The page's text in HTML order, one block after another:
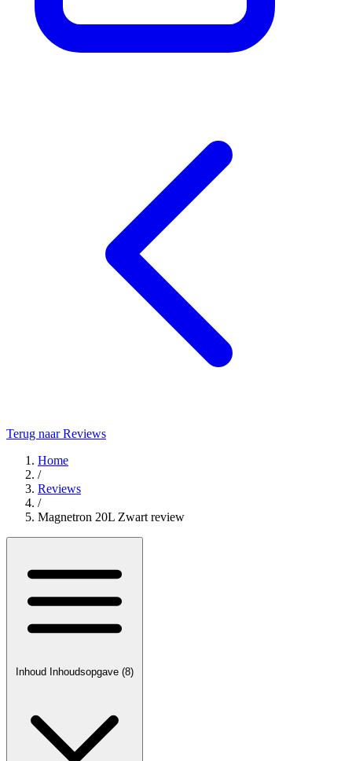
Terug naar Reviews
Home
/
Reviews
/
Magnetron 20L Zwart review
Inhoud Inhoudsopgave (8)